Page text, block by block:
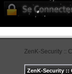
ZenK-Security ::
ZenK-Security ::